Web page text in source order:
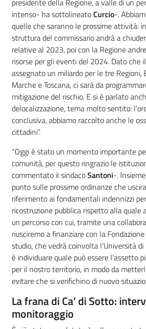
presidente della Regione, a valle di un
intenso- ha sottolineatoCurcio-.
quelle che saranno le prossime attività:
struttura del commissario andrà a
relative al 2023, poi con la Regione
risorse per gli eventi del 2024. Dato che
assegnato un miliardo per le tre Regioni,
Marche e Toscana, ci sarà da
mitigazione del rischio. E si è parlato
delocalizzazione, tema molto sentito:
conclusiva, abbiamo raccolto anche le
cittadini”.
“Oggi è stato un momento importante
comunità, per questo ringrazio le
commentato il sindacoSantoni-.
punto sulle prossime ordinanze che
riferimento ai fondamentali indennizzi
ricostruzione pubblica rispetto alla quale
un percorso con cui, tramite una
riusciremo a finanziare con la
studio, che vedrà coinvolta l’Università
è individuare quale può essere l’assetto
per il nostro territorio, in modo da
evitare che si verifichino di nuovo
La frana di Ca’ di Sotto:
monitoraggio